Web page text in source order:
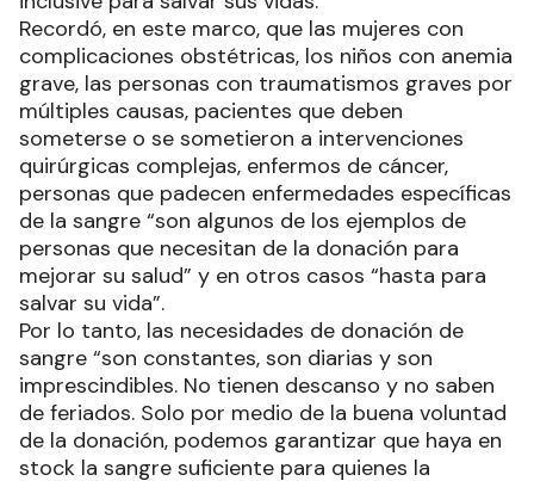
Recordó, en este marco, que las mujeres con
complicaciones obstétricas, los niños con anemia
grave, las personas con traumatismos graves por
múltiples causas, pacientes que deben
someterse o se sometieron a intervenciones
quirúrgicas complejas, enfermos de cáncer,
personas que padecen enfermedades específicas
de la sangre “son algunos de los ejemplos de
personas que necesitan de la donación para
mejorar su salud” y en otros casos “hasta para
salvar su vida”.
Por lo tanto, las necesidades de donación de
sangre “son constantes, son diarias y son
imprescindibles. No tienen descanso y no saben
de feriados. Solo por medio de la buena voluntad
de la donación, podemos garantizar que haya en
stock la sangre suficiente para quienes la